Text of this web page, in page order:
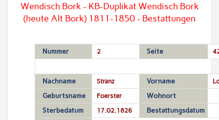
Wendisch Bork - KB-Duplikat Wendisch Bork
(heute Alt Bork) 1811-1850 - Bestattungen
Nummer 2 Seite
Nachname Stranz Vorname
Geburtsname Foerster
Wohnort
Sterbedatum
17.02.1826
Bestattungsdatum